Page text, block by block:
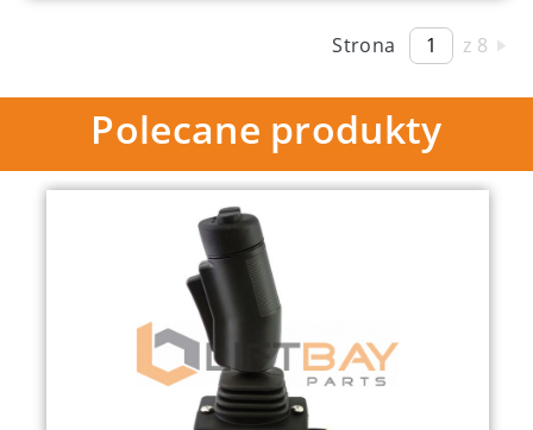
Strona z 8
Polecane produkty